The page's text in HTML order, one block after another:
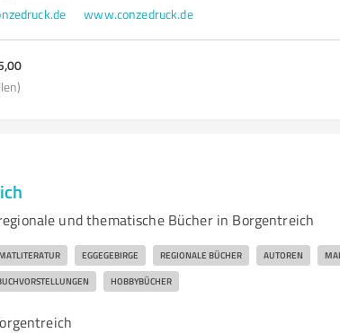
www.conzedruck.de
und thematische Bücher in Borgentreich
EGGEGEBIRGE REGIONALE BÜCHER AUTOREN
HOBBYBÜCHER